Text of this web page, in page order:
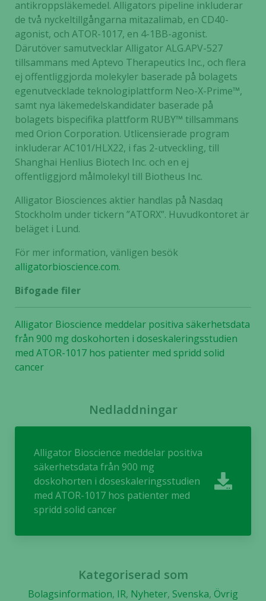
antikroppsläkemedel. Alligators pipeline inkluderar
de två nyckeltillgångarna mitazalimab, en CD40-
agonist, och ATOR-1017, en 4-1BB-agonist.
Därutöver samutvecklar Alligator ALG.APV-527
tillsammans med Aptevo Therapeutics Inc., och flera
ej offentliggjorda molekyler baserade på bolagets
egenutvecklade teknologiplattform Neo-X-Prime™,
samt nya läkemedelskandidater baserade på
bolagets bispecifika plattform RUBY™ tillsammans
med Orion Corporation. Utlicensierade program
inkluderar AC101/HLX22, i fas 2-utveckling, till
Shanghai Henlius Biotech Inc. och en ej
offentliggjord målmolekyl till Biotheus Inc.
Alligator Biosciences aktier handlas på Nasdaq
Stockholm under tickern ”ATORX”. Huvudkontoret är
beläget i Lund.
För mer information, vänligen besök
alligatorbioscience.com.
Bifogade filer
Alligator Bioscience meddelar positiva säkerhetsdata
från 900 mg doskohorten i doseskaleringsstudien
med ATOR-1017 hos patienter med spridd solid
cancer
Nedladdningar
Alligator Bioscience meddelar positiva
säkerhetsdata från 900 mg
doskohorten i doseskaleringsstudien
med ATOR-1017 hos patienter med
spridd solid cancer
Kategoriserad som
Bolagsinformation, IR, Nyheter, Svenska, Övrig
Nödvändiga
Dessa kakor
går inte att
välja bort. De
behövs för
taget ska
Statistik
kunna
förbättra
hemsidans
baserat på
Upplevelse
För att vår
besök. Om
du nekar de
här kakorna